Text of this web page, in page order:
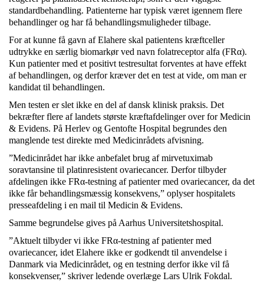
standardbehandling. Patienterne har typisk været igennem flere
behandlinger og har få behandlingsmuligheder tilbage.
For at kunne få gavn af Elahere skal patientens kræftceller
udtrykke en særlig biomarkør ved navn folatreceptor alfa (FRα).
Kun patienter med et positivt testresultat forventes at have effekt
af behandlingen, og derfor kræver det en test at vide, om man er
kandidat til behandlingen.
Men testen er slet ikke en del af dansk klinisk praksis. Det
bekræfter flere af landets største kræftafdelinger over for Medicin
& Evidens. På Herlev og Gentofte Hospital begrundes den
manglende test direkte med Medicinrådets afvisning.
”Medicinrådet har ikke anbefalet brug af mirvetuximab
soravtansine til platinresistent ovariecancer. Derfor tilbyder
afdelingen ikke FRα-testning af patienter med ovariecancer, da det
ikke får behandlingsmæssig konsekvens,” oplyser hospitalets
presseafdeling i en mail til Medicin & Evidens.
Samme begrundelse gives på Aarhus Universitetshospital.
”Aktuelt tilbyder vi ikke FRα-testning af patienter med
ovariecancer, idet Elahere ikke er godkendt til anvendelse i
Danmark via Medicinrådet, og en testning derfor ikke vil få
konsekvenser,” skriver ledende overlæge Lars Ulrik Fokdal.